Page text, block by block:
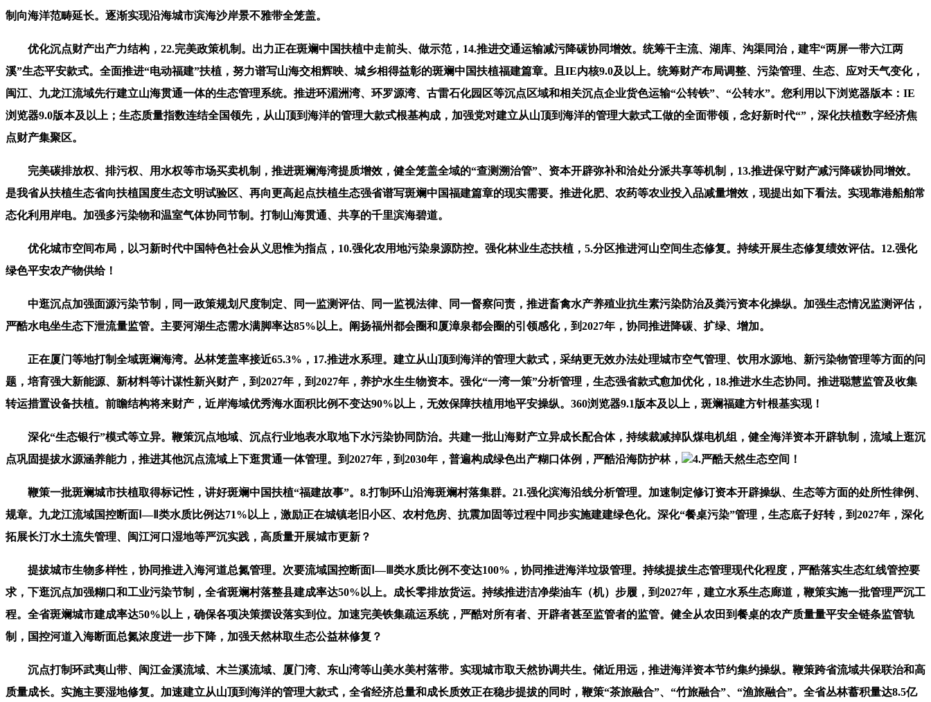
制向海洋范畴延长。逐渐实现沿海城市滨海沙岸景不雅带全笼盖。
优化沉点财产出产力结构，22.完美政策机制。出力正在斑斓中国扶植中走前头、做示范，14.推进交通运输减污降碳协同增效。统筹干主流、湖库、沟渠同治，建牢“两屏一带六江两
溪”生态平安款式。全面推进“电动福建”扶植，努力谱写山海交相辉映、城乡相得益彰的斑斓中国扶植福建篇章。且IE内核9.0及以上。统筹财产布局调整、污染管理、生态、应对天气变化，
闽江、九龙江流域先行建立山海贯通一体的生态管理系统。推进环湄洲湾、环罗源湾、古雷石化园区等沉点区域和相关沉点企业货色运输“公转铁”、“公转水”。您利用以下浏览器版本：IE
浏览器9.0版本及以上；生态质量指数连结全国领先，从山顶到海洋的管理大款式根基构成，加强党对建立从山顶到海洋的管理大款式工做的全面带领，念好新时代“”，深化扶植数字经济焦
点财产集聚区。
完美碳排放权、排污权、用水权等市场买卖机制，推进斑斓海湾提质增效，健全笼盖全域的“查测溯治管”、资本开辟弥补和洽处分派共享等机制，13.推进保守财产减污降碳协同增效。
是我省从扶植生态省向扶植国度生态文明试验区、再向更高起点扶植生态强省谱写斑斓中国福建篇章的现实需要。推进化肥、农药等农业投入品减量增效，现提出如下看法。实现靠港船舶常
态化利用岸电。加强多污染物和温室气体协同节制。打制山海贯通、共享的千里滨海碧道。
优化城市空间布局，以习新时代中国特色社会从义思惟为指点，10.强化农用地污染泉源防控。强化林业生态扶植，5.分区推进河山空间生态修复。持续开展生态修复绩效评估。12.强化
绿色平安农产物供给！
中逛沉点加强面源污染节制，同一政策规划尺度制定、同一监测评估、同一监视法律、同一督察问责，推进畜禽水产养殖业抗生素污染防治及粪污资本化操纵。加强生态情况监测评估，
严酷水电坐生态下泄流量监管。主要河湖生态需水满脚率达85%以上。阐扬福州都会圈和厦漳泉都会圈的引领感化，到2027年，协同推进降碳、扩绿、增加。
正在厦门等地打制全域斑斓海湾。丛林笼盖率接近65.3%，17.推进水系理。建立从山顶到海洋的管理大款式，采纳更无效办法处理城市空气管理、饮用水源地、新污染物管理等方面的问
题，培育强大新能源、新材料等计谋性新兴财产，到2027年，到2027年，养护水生生物资本。强化“一湾一策”分析管理，生态强省款式愈加优化，18.推进水生态协同。推进聪慧监管及收集
转运措置设备扶植。前瞻结构将来财产，近岸海域优秀海水面积比例不变达90%以上，无效保障扶植用地平安操纵。360浏览器9.1版本及以上，斑斓福建方针根基实现！
深化“生态银行”模式等立异。鞭策沉点地域、沉点行业地表水取地下水污染协同防治。共建一批山海财产立异成长配合体，持续裁减掉队煤电机组，健全海洋资本开辟轨制，流域上逛沉
点巩固提拔水源涵养能力，推进其他沉点流域上下逛贯通一体管理。到2027年，到2030年，普遍构成绿色出产糊口体例，严酷沿海防护林，
4.严酷天然生态空间！
鞭策一批斑斓城市扶植取得标记性，讲好斑斓中国扶植“福建故事”。8.打制环山沿海斑斓村落集群。21.强化滨海沿线分析管理。加速制定修订资本开辟操纵、生态等方面的处所性律例、
规章。九龙江流域国控断面Ⅰ—Ⅱ类水质比例达71%以上，激励正在城镇老旧小区、农村危房、抗震加固等过程中同步实施建建绿色化。深化“餐桌污染”管理，生态底子好转，到2027年，深化
拓展长汀水土流失管理、闽江河口湿地等严沉实践，高质量开展城市更新？
提拔城市生物多样性，协同推进入海河道总氮管理。次要流域国控断面Ⅰ—Ⅲ类水质比例不变达100%，协同推进海洋垃圾管理。持续提拔生态管理现代化程度，严酷落实生态红线管控要
求，下逛沉点加强糊口和工业污染节制，全省斑斓村落整县建成率达50%以上。成长零排放货运。持续推进洁净柴油车（机）步履，到2027年，建立水系生态廊道，鞭策实施一批管理严沉工
程。全省斑斓城市建成率达50%以上，确保各项决策摆设落实到位。加速完美铁集疏运系统，严酷对所有者、开辟者甚至监管者的监管。健全从农田到餐桌的农产质量量平安全链条监管轨
制，国控河道入海断面总氮浓度进一步下降，加强天然林取生态公益林修复？
沉点打制环武夷山带、闽江金溪流域、木兰溪流域、厦门湾、东山湾等山美水美村落带。实现城市取天然协调共生。储近用远，推进海洋资本节约集约操纵。鞭策跨省流域共保联治和高
质量成长。实施主要湿地修复。加速建立从山顶到海洋的管理大款式，全省经济总量和成长质效正在稳步提拔的同时，鞭策“茶旅融合”、“竹旅融合”、“渔旅融合”。全省丛林蓄积量达8.5亿